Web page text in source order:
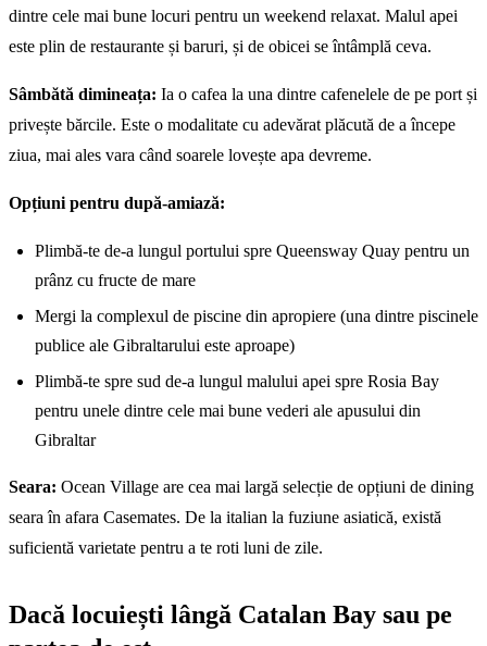
dintre cele mai bune locuri pentru un weekend relaxat. Malul apei
este plin de restaurante și baruri, și de obicei se întâmplă ceva.
Sâmbătă dimineața: Ia o cafea la una dintre cafenelele de pe port și
privește bărcile. Este o modalitate cu adevărat plăcută de a începe
ziua, mai ales vara când soarele lovește apa devreme.
Opțiuni pentru după-amiază:
Plimbă-te de-a lungul portului spre Queensway Quay pentru un
prânz cu fructe de mare
Mergi la complexul de piscine din apropiere (una dintre piscinele
publice ale Gibraltarului este aproape)
Plimbă-te spre sud de-a lungul malului apei spre Rosia Bay
pentru unele dintre cele mai bune vederi ale apusului din
Gibraltar
Seara: Ocean Village are cea mai largă selecție de opțiuni de dining
seara în afara Casemates. De la italian la fuziune asiatică, există
suficientă varietate pentru a te roti luni de zile.
Dacă locuiești lângă Catalan Bay sau pe